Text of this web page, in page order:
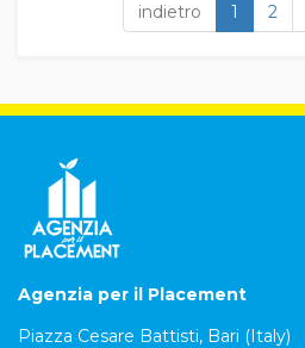
indietro 1 2
Agenzia per il Placement
Piazza Cesare Battisti, Bari (Italy)